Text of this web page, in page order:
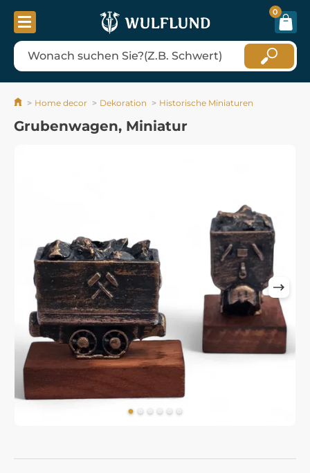
0
Home decor Dekoration Historische Miniaturen
Grubenwagen, Miniatur